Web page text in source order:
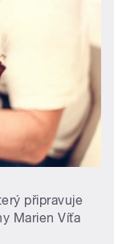
připravuje
Marien Víťa